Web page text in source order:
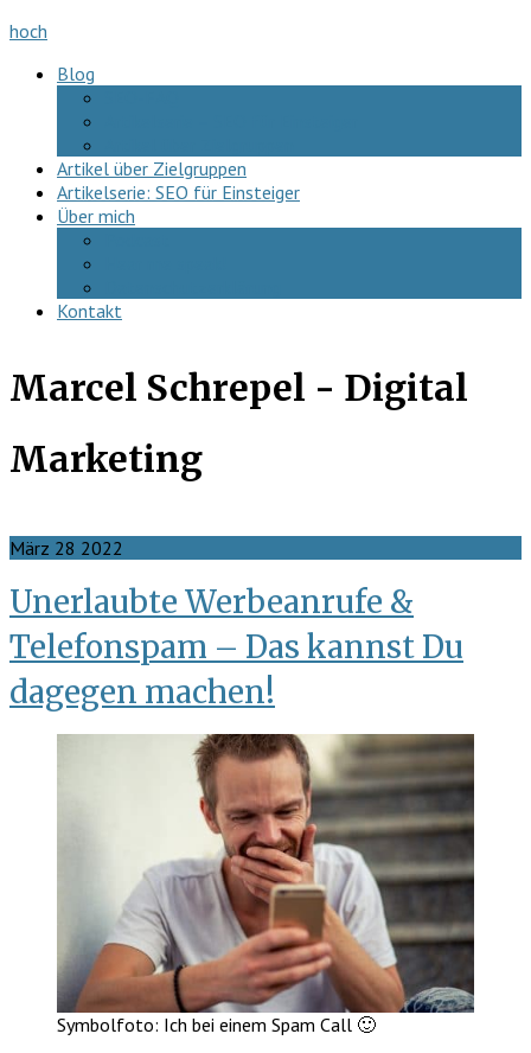
hoch
Blog
Artikel über Zielgruppen
Artikelserie: SEO für Einsteiger
Über mich
Kontakt
Marcel Schrepel - Digital
Marketing
März 28 2022
Unerlaubte Werbeanrufe &
Telefonspam – Das kannst Du
dagegen machen!
Symbolfoto: Ich bei einem Spam Call 🙂